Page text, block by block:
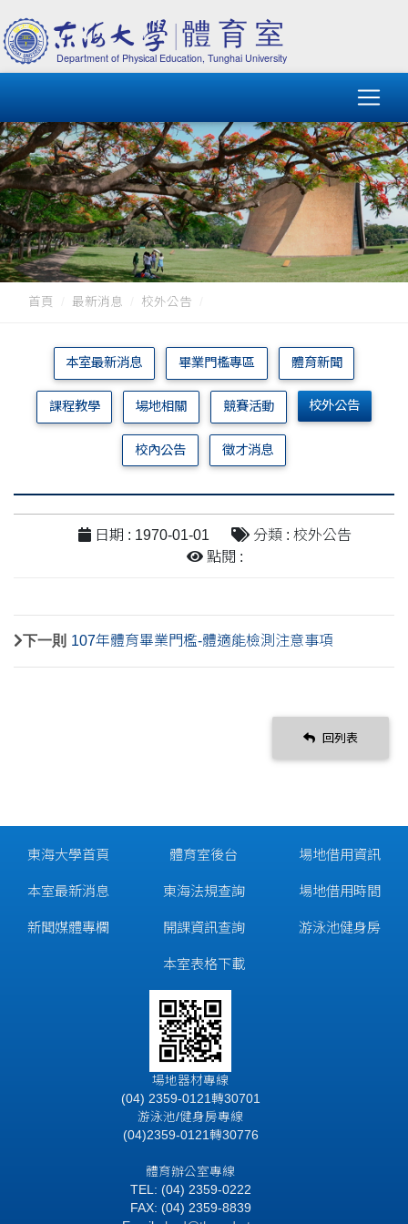
首頁 最新消息 校外公告
本室最新消息 畢業門檻專區 體育新聞
課程教學 場地相關 競賽活動 校外公告
校內公告 徵才消息
日期 : 1970-01-01
分類 : 校外公告
點閱 :
下一則 107年體育畢業門檻-體適能檢測注意事項
回列表
東海大學首頁
本室最新消息
新聞媒體專欄
體育室後台
東海法規查詢
開課資訊查詢
本室表格下載
場地借用資訊
場地借用時間
游泳池健身房
場地器材專線
(04) 2359-0121轉30701
游泳池/健身房專線
(04)2359-0121轉30776
體育辦公室專線
TEL: (04) 2359-0222
FAX: (04) 2359-8839